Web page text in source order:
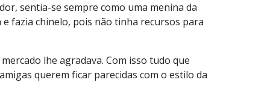
sentia-se sempre como uma menina da
fazia chinelo, pois não tinha recursos para
lhe agradava. Com isso tudo que
querem ficar parecidas com o estilo da